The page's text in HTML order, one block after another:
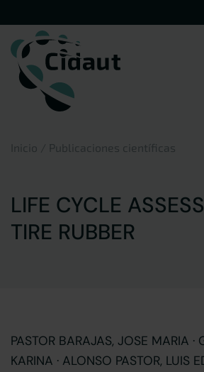
al
contenido
Inicio Publicaciones científicas
LIFE CYCLE
TIRE RUBBER
PASTOR BARAJAS, JOSE MARIA
KARINA · ALONSO PASTOR, LUIS